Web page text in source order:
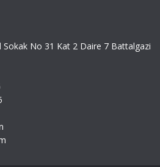
Sokak No 31 Kat 2 Daire 7 Battalgazi